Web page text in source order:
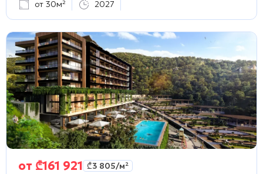
от 30м² 2027
от ₾161 921 ₾3 805/м²